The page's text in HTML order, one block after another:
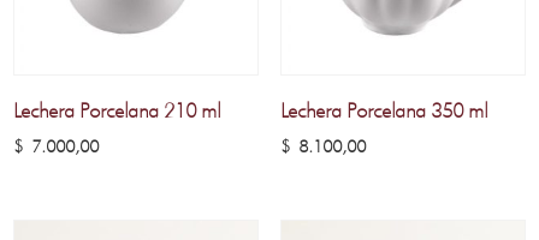
Lechera Porcelana 210 ml
$ 7.000,00
Lechera Porcelana 350 ml
$8.100,00